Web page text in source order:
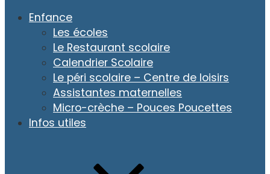
Enfance
Les écoles
Le Restaurant scolaire
Calendrier Scolaire
Le péri scolaire – Centre de loisirs
Assistantes maternelles
Micro-crèche – Pouces Poucettes
Infos utiles